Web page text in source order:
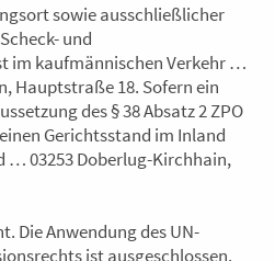
sowie ausschließlicher
und
im kaufmännischen Verkehr …
Hauptstraße 18. Sofern ein
des § 38 Absatz 2 ZPO
Gerichtsstand im Inland
… 03253 Doberlug-Kirchhain,
Die Anwendung des UN-
ist ausgeschlossen.